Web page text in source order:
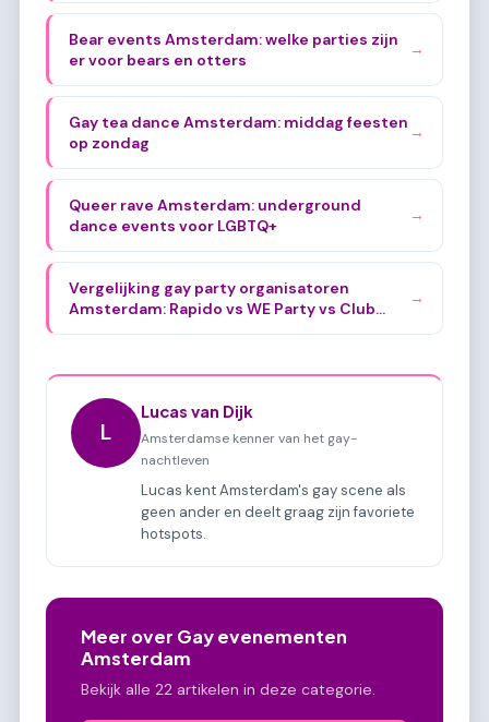
Bear events Amsterdam: welke parties zijn
er voor bears en otters
→
Gay tea dance Amsterdam: middag feesten
op zondag
→
Queer rave Amsterdam: underground
dance events voor LGBTQ+
→
Vergelijking gay party organisatoren
Amsterdam: Rapido vs WE Party vs Club
YOLO
→
L
Lucas van Dijk
Amsterdamse kenner van het gay-
nachtleven
Lucas kent Amsterdam's gay scene als
geen ander en deelt graag zijn favoriete
hotspots.
Meer over Gay evenementen
Amsterdam
Bekijk alle 22 artikelen in deze categorie.